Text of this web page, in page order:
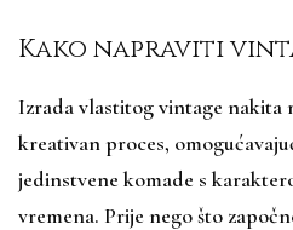
Kako napraviti
Izrada vlastitog vintage nakita
kreativan proces,
jedinstvene komade s
vremena. Prije nego što